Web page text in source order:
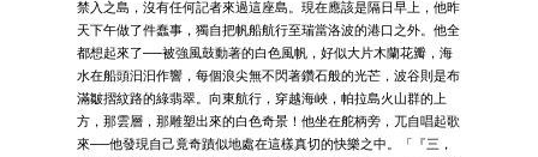
禁入之島，沒有任何記者來過這座島。現在應該是隔日早上，他昨
天下午做了件蠢事，獨自把帆船航行至瑞當洛波的港口之外。他全
都想起來了──被強風鼓動著的白色風帆，好似大片木蘭花瓣，海
水在船頭汩汩作響，每個浪尖無不閃著鑽石般的光芒，波谷則是布
滿皺摺紋路的綠翡翠。向東航行，穿越海峽，帕拉島火山群的上
方，那雲層，那雕塑出來的白色奇景！他坐在舵柄旁，兀自唱起歌
來──他發現自己竟奇蹟似地處在這樣真切的快樂之中。「『三，